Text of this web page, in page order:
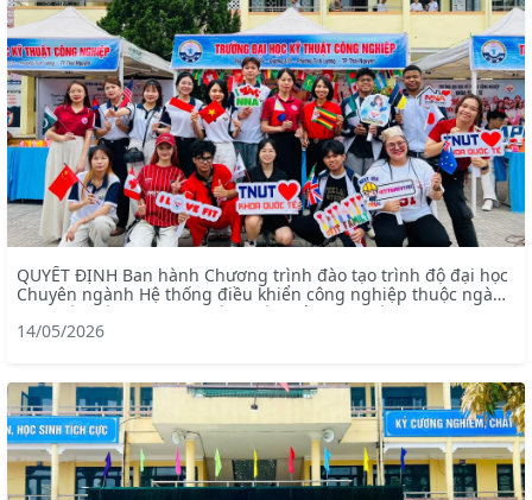
QUYẾT ĐỊNH Ban hành Chương trình đào tạo trình độ đại học
Chuyên ngành Hệ thống điều khiển công nghiệp thuộc ngành
Kỹ thuật điện – chương trình tiên tiến (mã ngành: 7905228)
14/05/2026